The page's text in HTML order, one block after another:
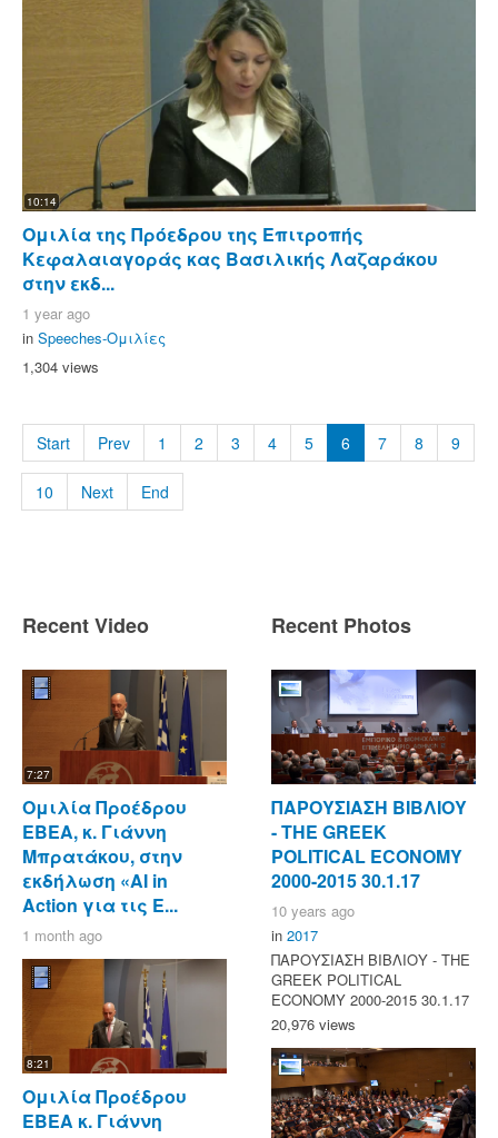
10:14
Ομιλία της Πρόεδρου της Επιτροπής
Κεφαλαιαγοράς κας Βασιλικής Λαζαράκου
στην εκδ...
1 year ago
in Speeches-Ομιλίες
1,304 views
Start Prev 1 2 3 4 5 6 7 8 9
10 Next End
Recent Video
7:27
Ομιλία Προέδρου
ΕΒΕΑ, κ. Γιάννη
Μπρατάκου, στην
εκδήλωση «AI in
Action για τις Ε...
1 month ago
8:21
Ομιλία Προέδρου
ΕΒΕΑ κ. Γιάννη
Recent Photos
ΠΑΡΟΥΣΙΑΣΗ ΒΙΒΛΙΟΥ
- ΤΗΕ GREEK
POLITICAL ECONOMY
2000-2015 30.1.17
10 years ago
in 2017
ΠΑΡΟΥΣΙΑΣΗ ΒΙΒΛΙΟΥ - ΤΗΕ
GREEK POLITICAL
ECONOMY 2000-2015 30.1.17
20,976 views